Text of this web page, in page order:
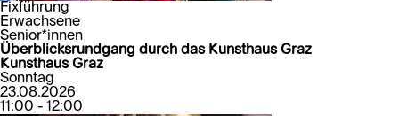
Fixführung
Erwachsene
Senior*innen
Überblicksrundgang durch das Kunsthaus Graz
Kunsthaus Graz
Sonntag
23.08.2026
11:00 - 12:00